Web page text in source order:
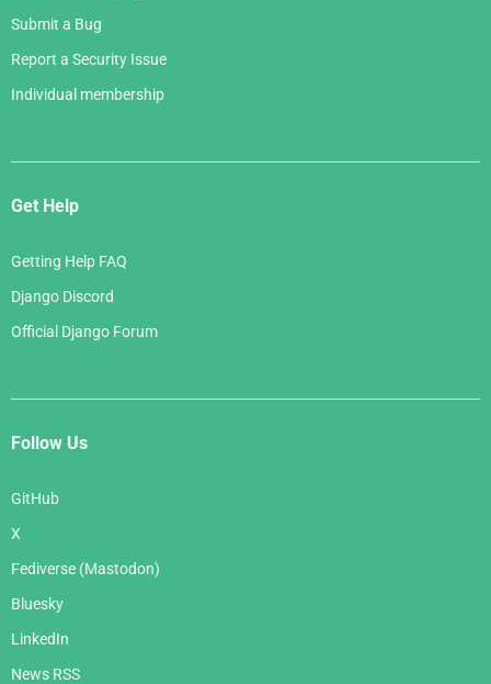
Submit a Bug
Report a Security Issue
Individual membership
Get Help
Getting Help FAQ
Django Discord
Official Django Forum
Follow Us
GitHub
X
Fediverse (Mastodon)
Bluesky
LinkedIn
News RSS